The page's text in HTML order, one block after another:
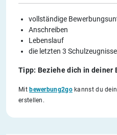
vollständige
Anschreiben
Lebenslauf
die letzten 3 Schulzeugnisse
Tipp: Beziehe dich in deiner
Mitbewerbung2gokannst du
erstellen.